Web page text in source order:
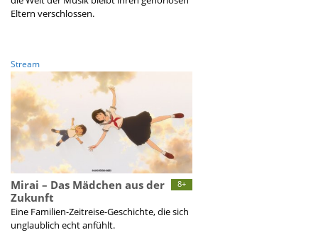
Eltern verschlossen.
Stream
8+
Mirai – Das Mädchen aus der
Zukunft
Eine Familien-Zeitreise-Geschichte, die sich
unglaublich echt anfühlt.